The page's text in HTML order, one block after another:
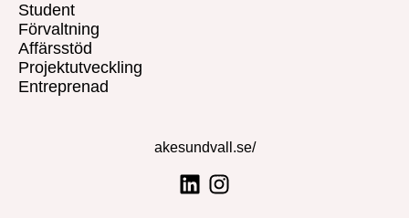
Student
Förvaltning
Affärsstöd
Projektutveckling
Entreprenad
akesundvall.se/